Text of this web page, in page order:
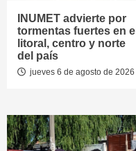
INUMET advierte por
tormentas fuertes en el
litoral, centro y norte
del país
jueves 6 de agosto de 2026